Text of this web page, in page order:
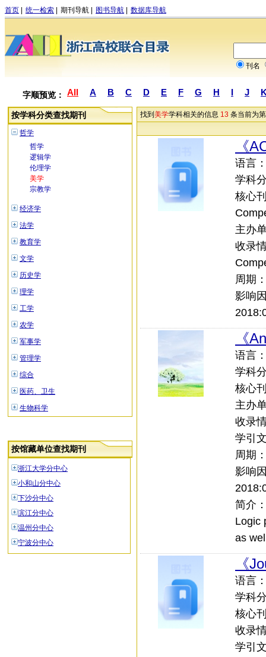
首页 统一检索 期刊导航 图书导航 数据库导航
刊名
字顺预览： All A B C D E F G H I J
按学科分类查找期刊
哲学
哲学
逻辑学
伦理学
美学
宗教学
经济学
法学
教育学
文学
历史学
理学
工学
农学
军事学
管理学
综合
医药、卫生
生物科学
按馆藏单位查找期刊
浙江大学分中心
小和山分中心
下沙分中心
滨江分中心
温州分中心
宁波分中心
找到 美学学科相关的信息 13 条当前为第
《
语言
学科
核心
主办
收录
周期
影响
《
语言
学科
核心
主办
收录
学引
周期
影响
简介
Logic
as
《
语言
学科
核心
收录
学引